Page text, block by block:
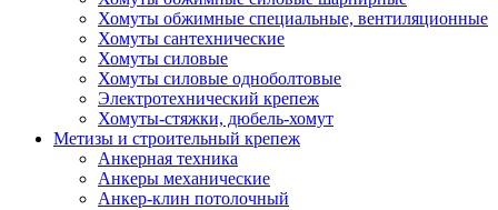
Хомуты обжимные специальные, вентиляционные
Хомуты сантехнические
Хомуты силовые
Хомуты силовые одноболтовые
Электротехнический крепеж
Хомуты-стяжки, дюбель-хомут
Метизы и строительный крепеж
Анкерная техника
Анкеры механические
Анкер-клин потолочный